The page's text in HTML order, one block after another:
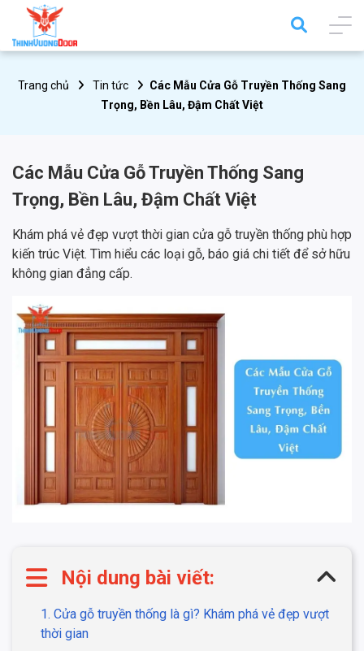
Trang chủ Tin tức
Các Mẫu Cửa Gỗ Truyền Thống Sang
Trọng, Bền Lâu, Đậm Chất Việt
Các Mẫu Cửa Gỗ Truyền Thống Sang
Trọng, Bền Lâu, Đậm Chất Việt
Khám phá vẻ đẹp vượt thời gian cửa gỗ truyền thống phù hợp
kiến trúc Việt. Tìm hiểu các loại gỗ, báo giá chi tiết để sở hữu
không gian đẳng cấp.
Nội dung bài viết:
1. Cửa gỗ truyền thống là gì? Khám phá vẻ đẹp vượt
thời gian